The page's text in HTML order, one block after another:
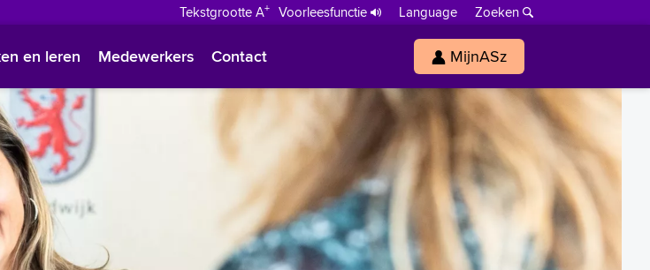
Tekstgrootte A+ Voorleesfunctie Language
Zoeken
Polski
Türkçe
Arabisch
en leren Medewerkers Contact MijnASz